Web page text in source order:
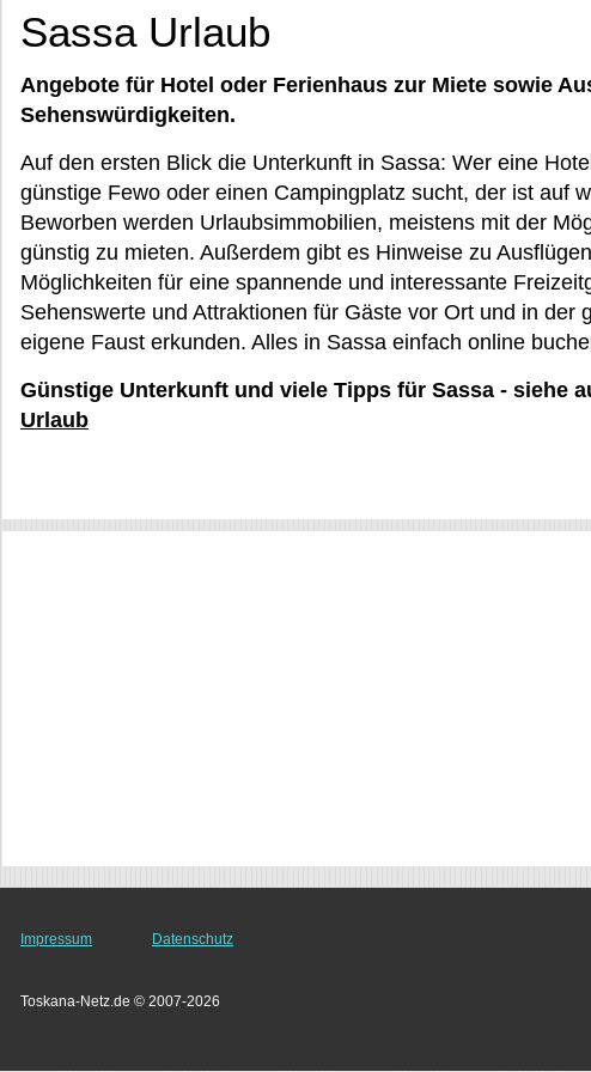
Sassa Urlaub
Angebote für Hotel oder Ferienhaus zur Miete sowie
Sehenswürdigkeiten.
Auf den ersten Blick die Unterkunft in Sassa: Wer eine
günstige Fewo oder einen Campingplatz sucht, der ist auf
Beworben werden Urlaubsimmobilien, meistens mit der
günstig zu mieten. Außerdem gibt es Hinweise zu
Möglichkeiten für eine spannende und interessante
Sehenswerte und Attraktionen für Gäste vor Ort und in der
eigene Faust erkunden. Alles in Sassa einfach online
Günstige Unterkunft und viele Tipps für Sassa - siehe
Urlaub
Impressum Datenschutz
Toskana-Netz.de © 2007-2026